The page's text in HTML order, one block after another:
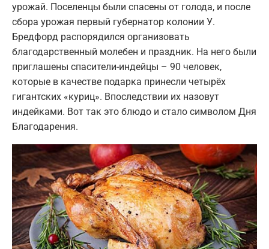
урожай. Поселенцы были спасены от голода, и после
сбора урожая первый губернатор колонии У.
Бредфорд распорядился организовать
благодарственный молебен и праздник. На него были
приглашены спасители-индейцы – 90 человек,
которые в качестве подарка принесли четырёх
гигантских «куриц». Впоследствии их назовут
индейками. Вот так это блюдо и стало символом Дня
Благодарения.